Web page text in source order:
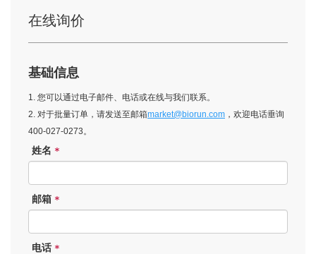
在线询价
基础信息
1. 您可以通过电子邮件、电话或在线与我们联系。
2. 对于批量订单，请发送至邮箱market@biorun.com ，欢迎电话垂询
400-027-0273。
姓名 *
邮箱 *
电话 *